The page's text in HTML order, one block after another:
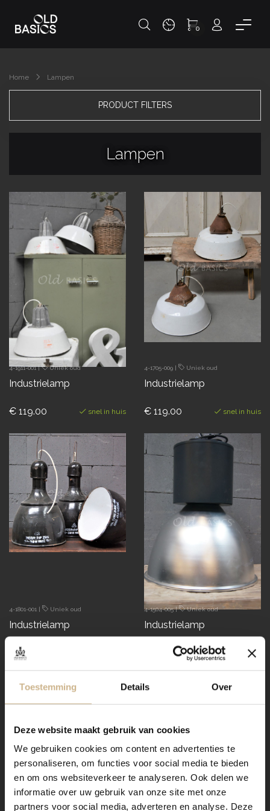
Toestemming Details Over
Deze website maakt gebruik van cookies
We gebruiken cookies om content en advertenties te
personaliseren, om functies voor social media te bieden
en om ons websiteverkeer te analyseren. Ook delen we
informatie over uw gebruik van onze site met onze
partners voor social media, adverteren en analyse. Deze
0
Home Lampen
PRODUCT FILTERS
Lampen
4-1911-001| Uniek oud
Industrielamp
€ 119.00 snel in huis
4-1705-009 | Uniek oud
Industrielamp
€ 119.00 snel in huis
4-1801-001 | Uniek oud
Industrielamp
€ 195.00
4-1504-005| Uniek oud
Industrielamp
€ 189.00 snel in huis